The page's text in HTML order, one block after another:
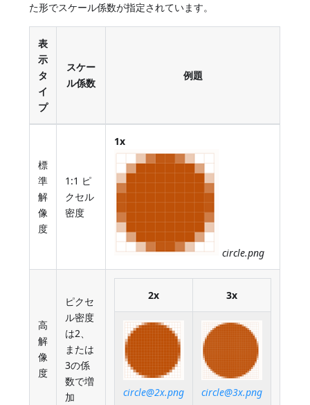
た形でスケール係数が指定されています。
表
示
タ
イ
プ
スケー
ル係数
例題
標
準
解
像
度
1:1 ピ
クセル
密度
1x
circle.png
高
解
像
度
ピクセ
ル密度
は2、
または
3の係
数で増
加
2x 3x
circle@2x.png circle@3x.png